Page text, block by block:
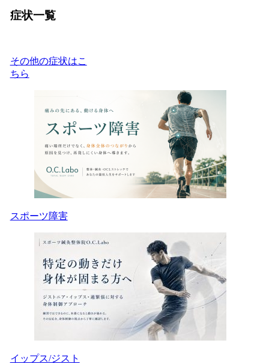
症状一覧
その他の症状はこ
ちら
スポーツ障害
イップス/ジスト